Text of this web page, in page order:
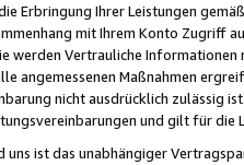
Erbringung Ihrer Leistungen
mit Ihrem Konto
werden Vertrauliche
angemessenen Maßnahmen
nicht ausdrücklich zulässig
und gilt für die
uns ist das unabhängiger